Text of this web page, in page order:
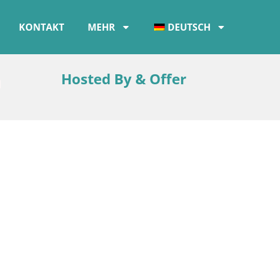
KONTAKT MEHR DEUTSCH
Hosted By & Offer